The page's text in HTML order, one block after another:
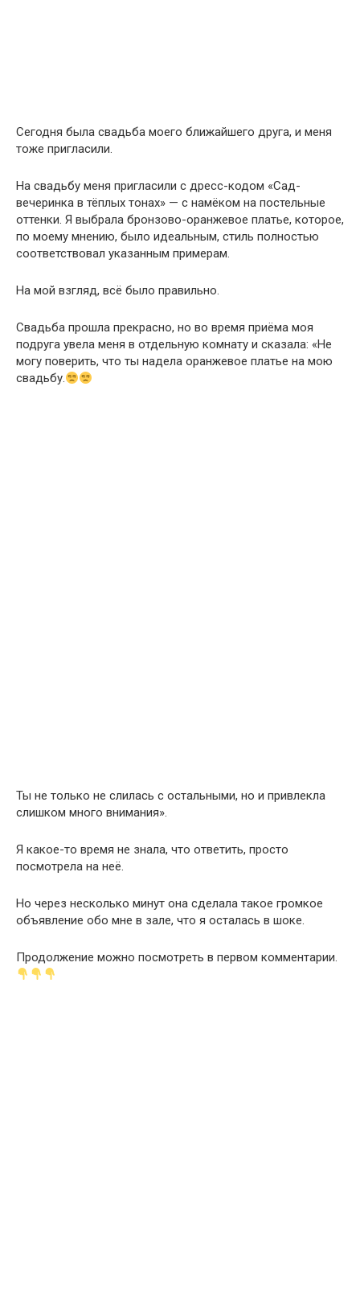
Сегодня была свадьба моего ближайшего друга, и меня
тоже пригласили.
На свадьбу меня пригласили с дресс-кодом «Сад-
вечеринка в тёплых тонах» — с намёком на постельные
оттенки. Я выбрала бронзово-оранжевое платье, которое,
по моему мнению, было идеальным, стиль полностью
соответствовал указанным примерам.
На мой взгляд, всё было правильно.
Свадьба прошла прекрасно, но во время приёма моя
подруга увела меня в отдельную комнату и сказала: «Не
могу поверить, что ты надела оранжевое платье на мою
свадьбу.
Ты не только не слилась с остальными, но и привлекла
слишком много внимания».
Я какое-то время не знала, что ответить, просто
посмотрела на неё.
Но через несколько минут она сделала такое громкое
объявление обо мне в зале, что я осталась в шоке.
Продолжение можно посмотреть в первом комментарии.